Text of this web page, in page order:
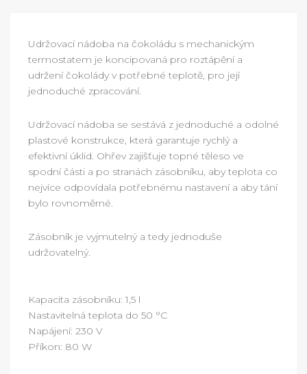
Udržovací nádoba na čokoládu s mechanickým
termostatem je koncipovaná pro roztápění a
udržení čokolády v potřebné teplotě, pro její
jednoduché zpracování.
Udržovací nádoba se sestává z jednoduché a odolné
plastové konstrukce, která garantuje rychlý a
efektivní úklid. Ohřev zajišťuje topné těleso ve
spodní části a po stranách zásobníku, aby teplota co
nejvíce odpovídala potřebnému nastavení a aby tání
bylo rovnoměrné.
Zásobník je vyjmutelný a tedy jednoduše
udržovatelný.
Kapacita zásobníku: 1,5 l
Nastavitelná teplota do 50 °C
Napájení: 230 V
Příkon: 80 W